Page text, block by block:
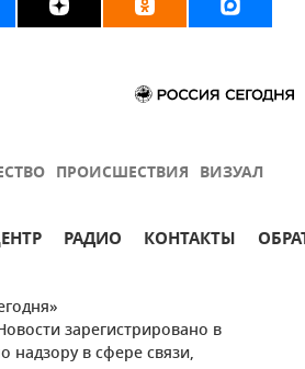
ПРОИСШЕСТВИЯ ВИЗУАЛ
РАДИО КОНТАКТЫ
зарегистрировано в
надзору в сфере связи,